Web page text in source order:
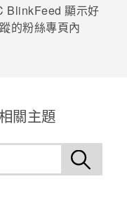
BlinkFeed 顯示好
的粉絲專頁內
關主題